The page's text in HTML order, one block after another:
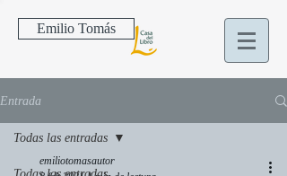
Emilio Tomás
Entrada
Todas las entradas
emiliotomasautor